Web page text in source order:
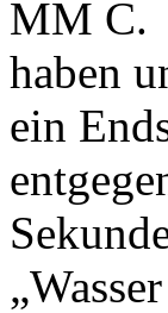
MM C.
haben
ein